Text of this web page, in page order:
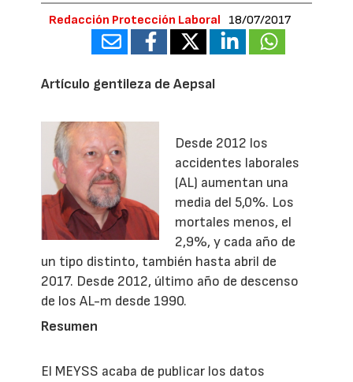
Redacción Protección Laboral 18/07/2017
Artículo gentileza de Aepsal
Desde 2012 los
accidentes laborales
(AL) aumentan una
media del 5,0%. Los
mortales menos, el
2,9%, y cada año de
un tipo distinto, también hasta abril de
2017. Desde 2012, último año de descenso
de los AL-m desde 1990.
Resumen
El MEYSS acaba de publicar los datos